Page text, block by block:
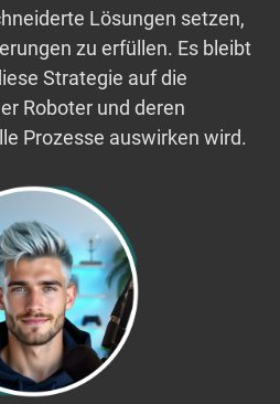
Lösungen setzen,
zu erfüllen. Es bleibt
Strategie auf die
Roboter und deren
Prozesse auswirken wird.